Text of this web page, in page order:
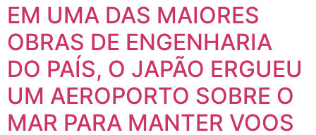
EM UMA DAS MAIORES
OBRAS DE ENGENHARIA
DO PAÍS, O JAPÃO ERGUEU
UM AEROPORTO SOBRE O
MAR PARA MANTER VOOS